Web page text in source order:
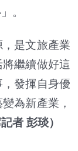
。
，是文旅產業
繼續做好這
發揮自身優
為新產業，
者 彭琰）